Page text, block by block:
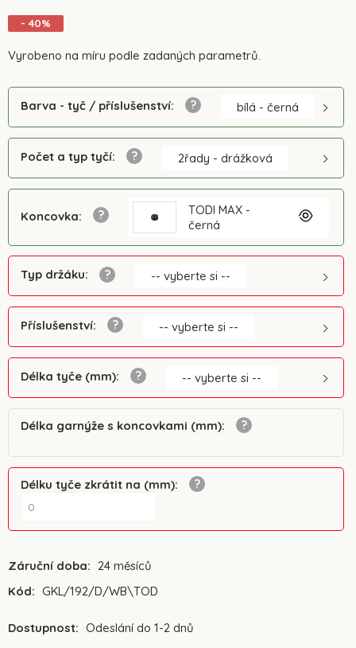
- 40%
Vyrobeno na míru podle zadaných parametrů.
Barva - tyč / příslušenství: bílá - černá
Počet a typ tyčí: 2řady - drážková
Koncovka:
TODI MAX -
černá
Typ držáku: -- vyberte si --
Příslušenství: -- vyberte si --
Délka tyče (mm): -- vyberte si --
Délka garnýže s koncovkami (mm):
Délku tyče zkrátit na (mm):
Záruční doba: 24 měsíců
Kód: GKL/192/D/WB\TOD
Dostupnost: Odeslání do 1-2 dnů